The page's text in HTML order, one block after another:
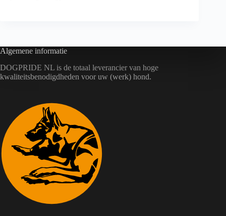
Algemene informatie
DOGPRIDE NL is de totaal leverancier van hoge
kwaliteitsbenodigdheden voor uw (werk) hond.